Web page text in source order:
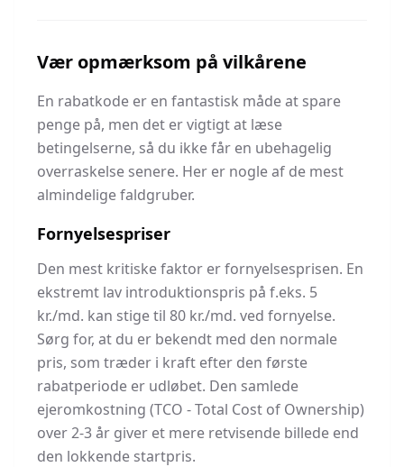
Vær opmærksom på vilkårene
En rabatkode er en fantastisk måde at spare
penge på, men det er vigtigt at læse
betingelserne, så du ikke får en ubehagelig
overraskelse senere. Her er nogle af de mest
almindelige faldgruber.
Fornyelsespriser
Den mest kritiske faktor er fornyelsesprisen. En
ekstremt lav introduktionspris på f.eks. 5
kr./md. kan stige til 80 kr./md. ved fornyelse.
Sørg for, at du er bekendt med den normale
pris, som træder i kraft efter den første
rabatperiode er udløbet. Den samlede
ejeromkostning (TCO - Total Cost of Ownership)
over 2-3 år giver et mere retvisende billede end
den lokkende startpris.